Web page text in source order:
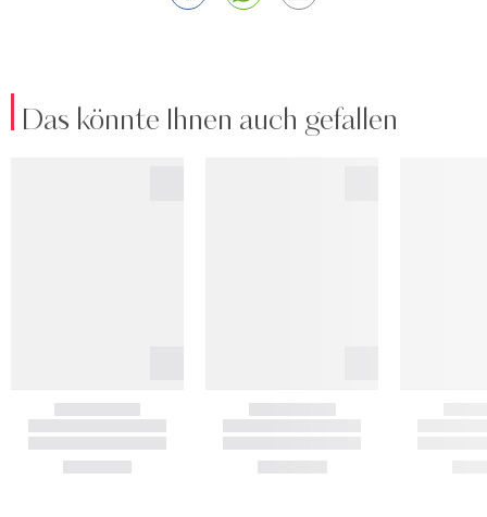
Das könnte Ihnen auch gefallen